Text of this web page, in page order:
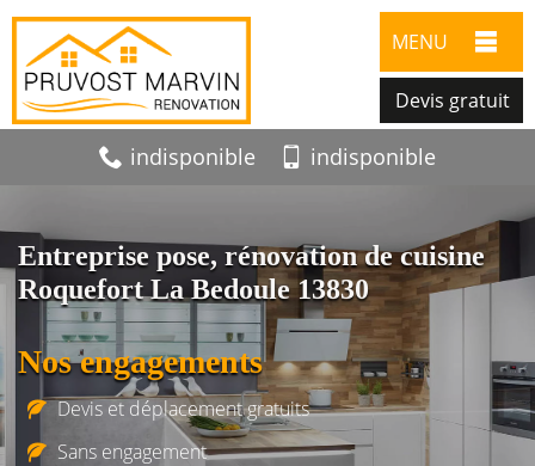
MENU
Devis gratuit
indisponible indisponible
Entreprise pose, rénovation de cuisine
Roquefort La Bedoule 13830
Nos engagements
Devis et déplacement gratuits
Sans engagement